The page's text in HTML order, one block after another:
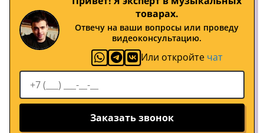
товарах.
Отвечу на ваши вопросы или проведу
видеоконсультацию.
Или откройте чат
Заказать звонок